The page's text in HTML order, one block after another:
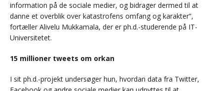
information på de sociale medier, og bidrager dermed til at
danne et overblik over katastrofens omfang og karakter”,
fortæller Alivelu Mukkamala, der er ph.d.-studerende på IT-
Universitetet.
15 millioner tweets om orkan
I sit ph.d.-projekt undersøger hun, hvordan data fra Twitter,